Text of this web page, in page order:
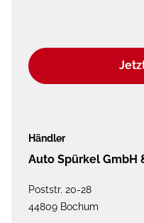
Händler
Auto Spürkel GmbH
Poststr. 20-28
44809 Bochum